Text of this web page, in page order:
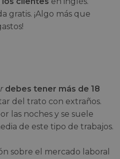
gratis. ¡Algo más que
debes tener más de 18
del trato con extraños.
las noches y se suele
de este tipo de trabajos.
sobre el mercado laboral